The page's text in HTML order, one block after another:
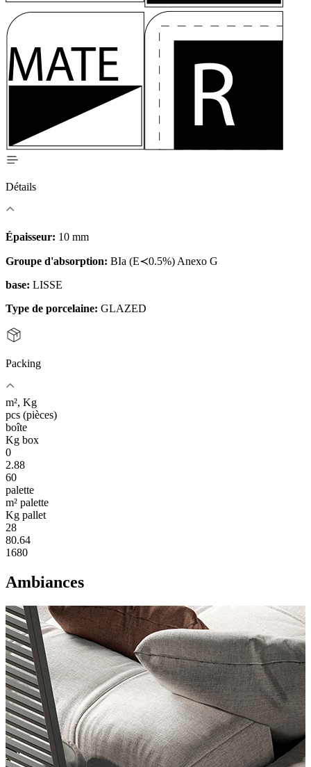
Détails
Épaisseur: 10 mm
Groupe d'absorption: BIa (E≺0.5%) Anexo G
base: LISSE
Type de porcelaine: GLAZED
Packing
m², Kg
pcs (pièces)
boîte
Kg box
0
2.88
60
palette
m² palette
Kg pallet
28
80.64
1680
Ambiances